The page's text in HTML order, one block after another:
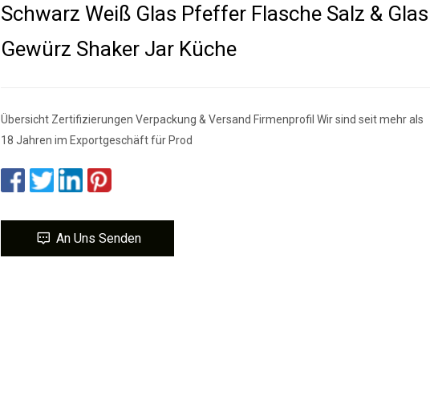
Schwarz Weiß Glas Pfeffer Flasche Salz & Glas
Gewürz Shaker Jar Küche
Übersicht Zertifizierungen Verpackung & Versand Firmenprofil Wir sind seit mehr als
18 Jahren im Exportgeschäft für Prod
An Uns Senden